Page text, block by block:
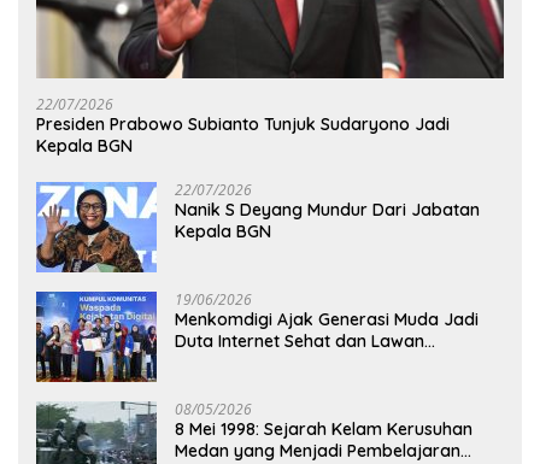
22/07/2026
Presiden Prabowo Subianto Tunjuk Sudaryono Jadi
Kepala BGN
22/07/2026
Nanik S Deyang Mundur Dari Jabatan
Kepala BGN
19/06/2026
Menkomdigi Ajak Generasi Muda Jadi
Duta Internet Sehat dan Lawan
08/05/2026
8 Mei 1998: Sejarah Kelam Kerusuhan
Medan yang Menjadi Pembelajaran